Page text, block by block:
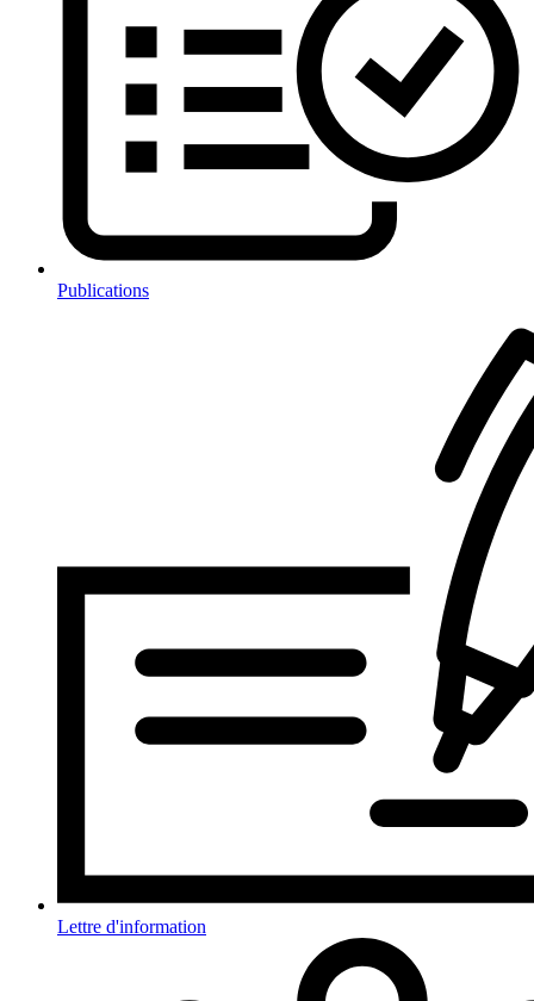
Publications
Lettre d'information